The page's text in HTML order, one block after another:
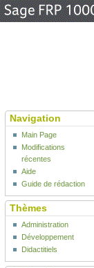
Navigation
Main Page
Modifications
récentes
Aide
Guide de rédaction
Thèmes
Administration
Développement
Didactitiels